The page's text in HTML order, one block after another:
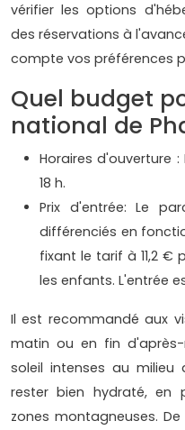
vérifier les options
des réservations à
compte vos préférences
Quel budget
national de
Horaires d'ouverture
18 h.
Prix d'entrée: Le
différenciés en
fixant le tarif à 11,2
les enfants. L'entrée
Il est recommandé aux
matin ou en fin
soleil intenses au
rester bien hydraté, en
zones montagneuses.